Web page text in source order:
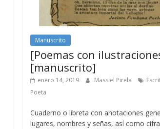
Manuscrito
[Poemas con
[manuscrito]
enero 14, 2019 Massiel Pirela
Poeta
Cuaderno o libreta con anotaciones
lugares, nombres y señas, así como